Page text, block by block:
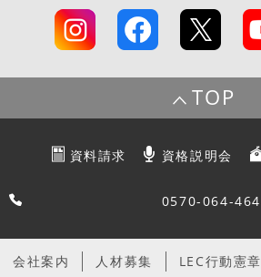
TOP
資料請求 資格説明会
0570-064-464
会社案内 人材募集 LEC行動憲章